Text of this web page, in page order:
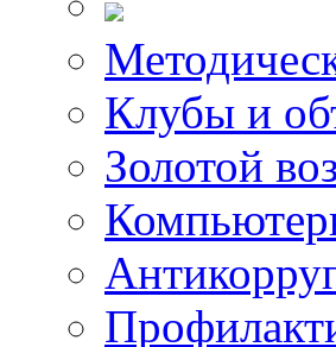
Клубы и
Золотой